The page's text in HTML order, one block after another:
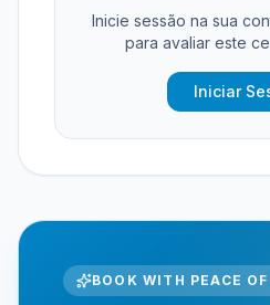
Inicie sessão na sua
para avaliar este
Iniciar
BOOK WITH PEACE